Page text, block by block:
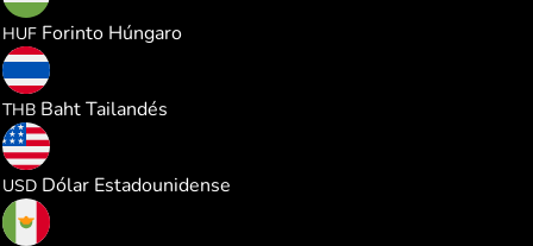
HUF Forinto Húngaro
THB Baht Tailandés
USD Dólar Estadounidense